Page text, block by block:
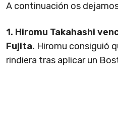
A continuación os
1. Hiromu Takahashi
Fujita. Hiromu consiguió
rindiera tras aplicar un